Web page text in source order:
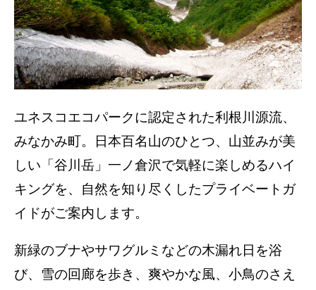
ユネスコエコパークに認定された利根川源流、
みなかみ町。日本百名山のひとつ、山並みが美
しい「谷川岳」一ノ倉沢で気軽に楽しめるハイ
キングを、自然を知り尽くしたプライベートガ
イドがご案内します。
新緑のブナやサワグルミなどの木漏れ日を浴
び、雪の回廊を歩き、爽やかな風、小鳥のさえ